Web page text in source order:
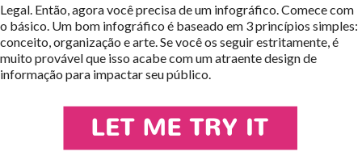
Legal. Então, agora você precisa de um infográfico. Comece com
o básico. Um bom infográfico é baseado em 3 princípios simples:
conceito, organização e arte. Se você os seguir estritamente, é
muito provável que isso acabe com um atraente design de
informação para impactar seu público.